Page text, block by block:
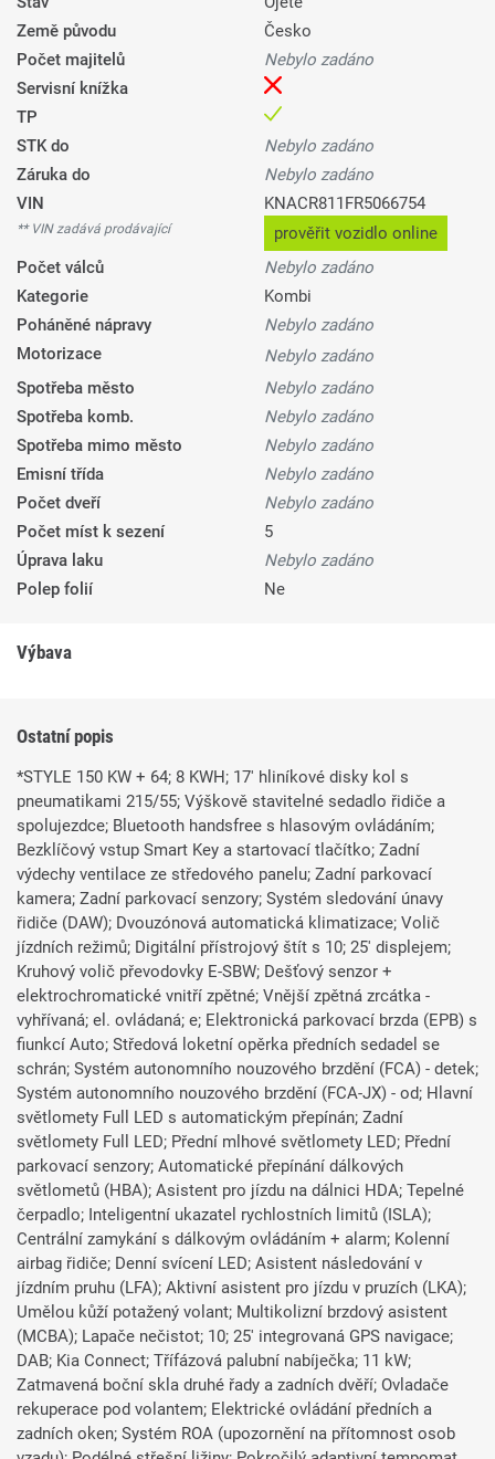
Země původu
Česko
Počet majitelů
Nebylo zadáno
Servisní knížka
TP
STK do
Nebylo zadáno
Záruka do
Nebylo zadáno
VIN
** VIN zadává prodávající
KNACR811FR5066754
prověřit vozidlo online
Počet válců
Nebylo zadáno
Kategorie
Kombi
Poháněné nápravy
Nebylo zadáno
Motorizace
Nebylo zadáno
Spotřeba město
Nebylo zadáno
Spotřeba komb.
Nebylo zadáno
Spotřeba mimo město
Nebylo zadáno
Emisní třída
Nebylo zadáno
Počet dveří
Nebylo zadáno
Počet míst k sezení
5
Úprava laku
Nebylo zadáno
Polep folií
Ne
Výbava
Ostatní popis
*STYLE 150 KW + 64; 8 KWH; 17' hliníkové disky kol s
pneumatikami 215/55; Výškově stavitelné sedadlo řidiče a
spolujezdce; Bluetooth handsfree s hlasovým ovládáním;
Bezklíčový vstup Smart Key a startovací tlačítko; Zadní
výdechy ventilace ze středového panelu; Zadní parkovací
kamera; Zadní parkovací senzory; Systém sledování únavy
řidiče (DAW); Dvouzónová automatická klimatizace; Volič
jízdních režimů; Digitální přístrojový štít s 10; 25' displejem;
Kruhový volič převodovky E-SBW; Dešťový senzor +
elektrochromatické vnitří zpětné; Vnější zpětná zrcátka -
vyhřívaná; el. ovládaná; e; Elektronická parkovací brzda (EPB) s
fiunkcí Auto; Středová loketní opěrka předních sedadel se
schrán; Systém autonomního nouzového brzdění (FCA) - detek;
Systém autonomního nouzového brzdění (FCA-JX) - od; Hlavní
světlomety Full LED s automatickým přepínán; Zadní
světlomety Full LED; Přední mlhové světlomety LED; Přední
parkovací senzory; Automatické přepínání dálkových
světlometů (HBA); Asistent pro jízdu na dálnici HDA; Tepelné
čerpadlo; Inteligentní ukazatel rychlostních limitů (ISLA);
Centrální zamykání s dálkovým ovládáním + alarm; Kolenní
airbag řidiče; Denní svícení LED; Asistent následování v
jízdním pruhu (LFA); Aktivní asistent pro jízdu v pruzích (LKA);
Umělou kůží potažený volant; Multikolizní brzdový asistent
(MCBA); Lapače nečistot; 10; 25' integrovaná GPS navigace;
DAB; Kia Connect; Třífázová palubní nabíječka; 11 kW;
Zatmavená boční skla druhé řady a zadních dvěří; Ovladače
rekuperace pod volantem; Elektrické ovládání předních a
zadních oken; Systém ROA (upozornění na přítomnost osob